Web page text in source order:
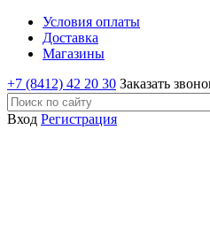
Условия оплаты
Доставка
Магазины
+7 (8412) 42 20 30 Заказать
Вход Регистрация